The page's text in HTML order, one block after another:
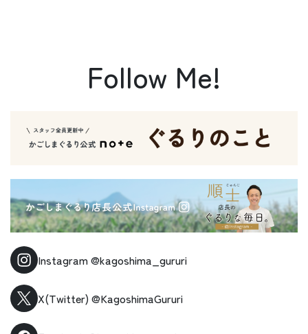
Follow Me!
Instagram@kagoshima_gururi
X(Twitter) @KagoshimaGururi